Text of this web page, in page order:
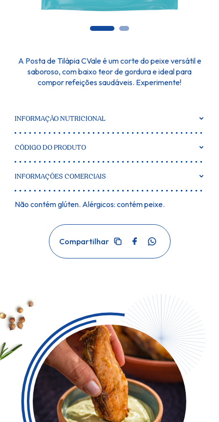
A Posta de Tilápia CVale é um corte do peixe versátil e
saboroso, com baixo teor de gordura e ideal para
compor refeições saudáveis. Experimente!
INFORMAÇÃO NUTRICIONAL
CÓDIGO DO PRODUTO
INFORMAÇÕES COMERCIAIS
Não contém glúten. Alérgicos: contém peixe.
Compartilhar
CopiarFacebook
WhatsApp